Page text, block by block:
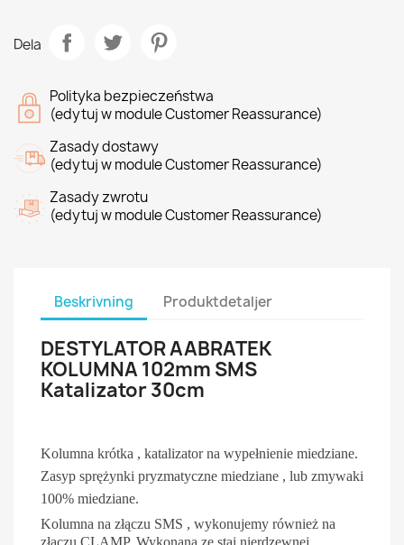
Dela
Polityka bezpieczeństwa
(edytuj w module Customer Reassurance)
Zasady dostawy
(edytuj w module Customer Reassurance)
Zasady zwrotu
(edytuj w module Customer Reassurance)
Beskrivning Produktdetaljer
DESTYLATOR AABRATEK
KOLUMNA 102mm SMS
Katalizator 30cm
Kolumna krótka , katalizator na wypełnienie miedziane.
Zasyp sprężynki pryzmatyczne miedziane , lub zmywaki
100% miedziane.
Kolumna na złączu SMS , wykonujemy również na
złączu CLAMP. Wykonana ze stai nierdzewnej ,